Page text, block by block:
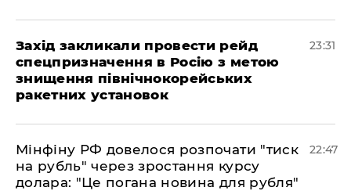
​Захід закликали провести рейд
спецпризначення в Росію з метою
знищення північнокорейських
ракетних установок
23:31
​Мінфіну РФ довелося розпочати "тиск
на рубль" через зростання курсу
долара: "Це погана новина для рубля"
22:47